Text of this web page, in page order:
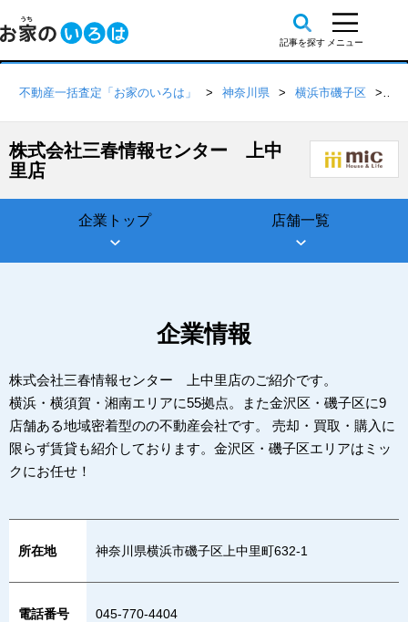
不動産一括査定「お家のいろは」 神奈川県 横浜市磯子区
株式会社三春情報センター 上中
里店
企業トップ 店舗一覧
企業情報
株式会社三春情報センター 上中里店のご紹介です。
横浜・横須賀・湘南エリアに55拠点。また金沢区・磯子区に9
店舗ある地域密着型のの不動産会社です。 売却・買取・購入に
限らず賃貸も紹介しております。金沢区・磯子区エリアはミッ
クにお任せ！
所在地 神奈川県横浜市磯子区上中里町632-1
電話番号 045-770-4404